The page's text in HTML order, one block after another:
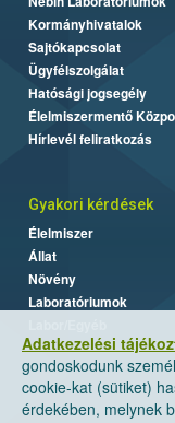
Adatkezelési
gondoskodunk
cookie-kat (sütiket)
érdekében, melynek
Kormányhivatalok
Sajtókapcsolat
Ügyfélszolgálat
Hatósági jogsegély
Élelmiszermentő
Hírlevél feliratkozás
Gyakori kérdések
Élelmiszer
Állat
Növény
Laboratóriumok